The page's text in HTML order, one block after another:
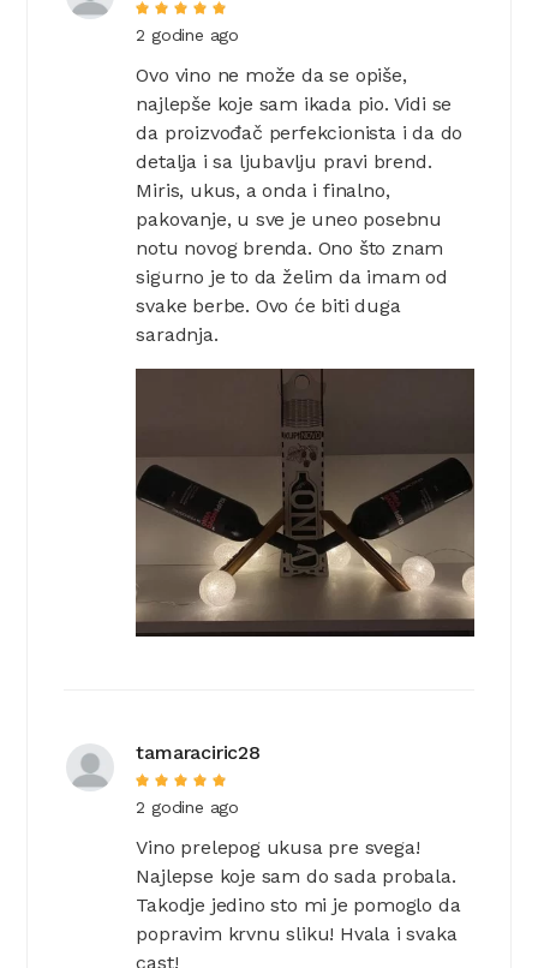
2 godine ago
Ovo vino ne može da se opiše,
najlepše koje sam ikada pio. Vidi se
da proizvođač perfekcionista i da do
detalja i sa ljubavlju pravi brend.
Miris, ukus, a onda i finalno,
pakovanje, u sve je uneo posebnu
notu novog brenda. Ono što znam
sigurno je to da želim da imam od
svake berbe. Ovo će biti duga
saradnja.
tamaraciric28
2 godine ago
Vino prelepog ukusa pre svega!
Najlepse koje sam do sada probala.
Takodje jedino sto mi je pomoglo da
popravim krvnu sliku! Hvala i svaka
cast!